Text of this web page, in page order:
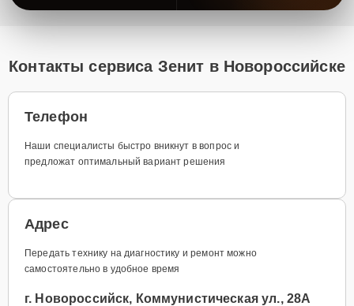
Контакты сервиса Зенит в Новороссийске
Телефон
Наши специалисты быстро вникнут в вопрос и
предложат оптимальный вариант решения
Адрес
Передать технику на диагностику и ремонт можно
самостоятельно в удобное время
г. Новороссийск, Коммунистическая ул., 28А